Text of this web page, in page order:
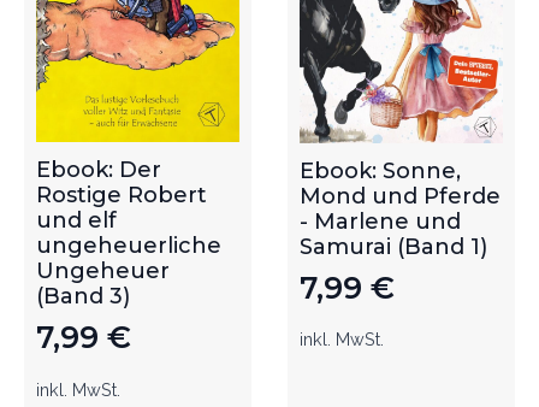
Ebook: Der
Rostige Robert
und elf
ungeheuerliche
Ungeheuer
(Band 3)
7,99 €
inkl. MwSt.
Ebook: Sonne,
Mond und Pferde
- Marlene und
Samurai (Band 1)
7,99 €
inkl. MwSt.